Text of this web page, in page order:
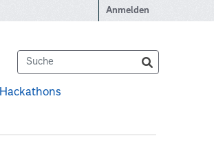
Anmelden
Hackathons